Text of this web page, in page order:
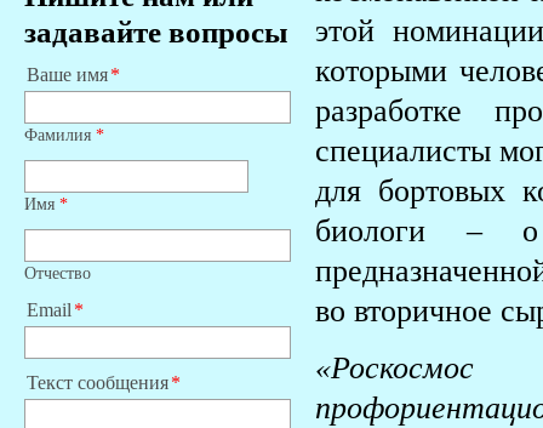
задавайте вопросы
Ваше имя
Фамилия *
Имя *
Отчество
Email
Текст сообщения
этой
которыми
разработке
специалисты
для бортовых
биологи – о
во вторичное